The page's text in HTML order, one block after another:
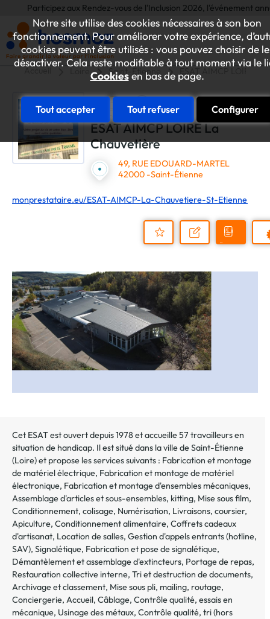
Notre site utilise des cookies nécessaires à son bon
fonctionnement. Pour améliorer votre expérience,
cookies peuvent être utilisés : vous pouvez choisir de
désactiver. Cela reste modifiable à tout moment via le
Cookiesen bas de page.
Tout accepter Tout refuser Configurer
aux Rendez-vous de l'Inclusion 2026, l'événement annuel
Accueil Saint-Étienne
ESAT AIMCP LOIRE La
Chauvetière
49, RUE EDOUARD-MARTEL
42000 -Saint-Étienne
monprestataire.eu/ESAT-AIMCP-La-Chauvetiere-St-Etienne
au
dossier
Nous
Demander
Cet ESAT est ouvert depuis 1978 et accueille 57 travailleurs en
situation de handicap. Il est situé dans la ville deSaint-Étienne
(Loire) et propose les services suivants : Fabrication et montage
de matériel électrique, Fabrication et montage de matériel
électronique, Fabrication et montage d'ensembles mécaniques,
Assemblage d'articles et sous-ensembles, kitting, Mise sous film,
Conditionnement, colisage, Numérisation, Livraisons, coursier,
Apiculture, Conditionnement alimentaire, Coffrets cadeaux
d'artisanat, Location de salles, Gestion d'appels entrants (hotline,
SAV), Signalétique, Fabrication et pose de signalétique,
Démantèlement et assemblage d'extincteurs, Portage de repas,
Restauration collective interne, Tri et destruction de documents,
Archivage et classement, Mise sous pli, mailing, routage,
Conciergerie, Accueil, Câblage, Contrôle qualité, essais en
mécanique, Usinage des métaux, Contrôle qualité, tri (hors